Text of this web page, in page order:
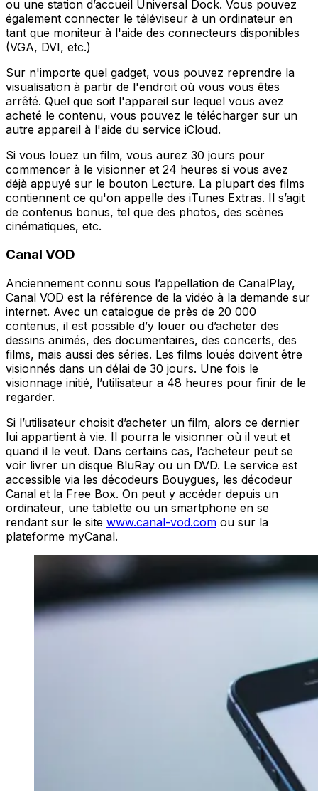
ou une station d’accueil Universal Dock. Vous pouvez
également connecter le téléviseur à un ordinateur en
tant que moniteur à l'aide des connecteurs disponibles
(VGA, DVI, etc.)
Sur n'importe quel gadget, vous pouvez reprendre la
visualisation à partir de l'endroit où vous vous êtes
arrêté. Quel que soit l'appareil sur lequel vous avez
acheté le contenu, vous pouvez le télécharger sur un
autre appareil à l'aide du service iCloud.
Si vous louez un film, vous aurez 30 jours pour
commencer à le visionner et 24 heures si vous avez
déjà appuyé sur le bouton Lecture. La plupart des films
contiennent ce qu'on appelle des iTunes Extras. Il s’agit
de contenus bonus, tel que des photos, des scènes
cinématiques, etc.
Canal VOD
Anciennement connu sous l’appellation de CanalPlay,
Canal VOD est la référence de la vidéo à la demande sur
internet. Avec un catalogue de près de 20 000
contenus, il est possible d’y louer ou d’acheter des
dessins animés, des documentaires, des concerts, des
films, mais aussi des séries. Les films loués doivent être
visionnés dans un délai de 30 jours. Une fois le
visionnage initié, l’utilisateur a 48 heures pour finir de le
regarder.
Si l’utilisateur choisit d’acheter un film, alors ce dernier
lui appartient à vie. Il pourra le visionner où il veut et
quand il le veut. Dans certains cas, l’acheteur peut se
voir livrer un disque BluRay ou un DVD. Le service est
accessible via les décodeurs Bouygues, les décodeur
Canal et la Free Box. On peut y accéder depuis un
ordinateur, une tablette ou un smartphone en se
rendant sur le site www.canal-vod.com ou sur la
plateforme myCanal.